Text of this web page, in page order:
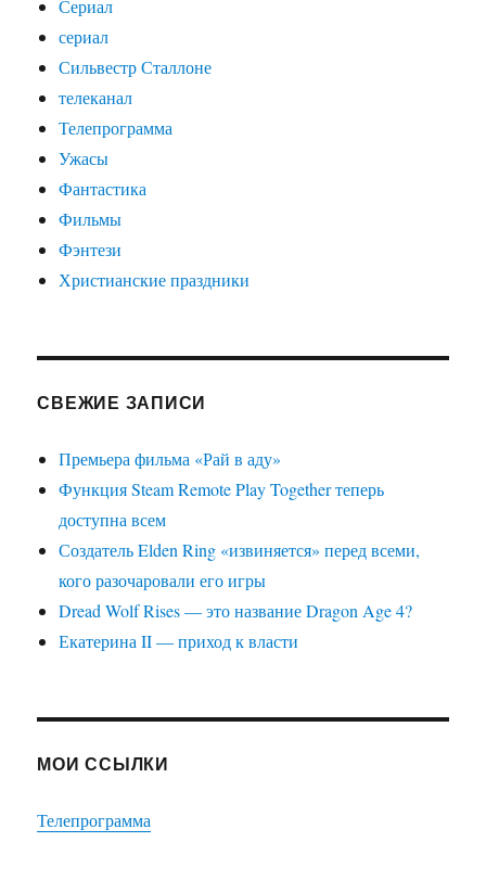
Сериал
сериал
Сильвестр Сталлоне
телеканал
Телепрограмма
Ужасы
Фантастика
Фильмы
Фэнтези
Христианские праздники
СВЕЖИЕ ЗАПИСИ
Премьера фильма «Рай в аду»
Функция Steam Remote Play Together теперь
доступна всем
Создатель Elden Ring «извиняется» перед всеми,
кого разочаровали его игры
Dread Wolf Rises — это название Dragon Age 4?
Екатерина II — приход к власти
МОИ ССЫЛКИ
Телепрограмма